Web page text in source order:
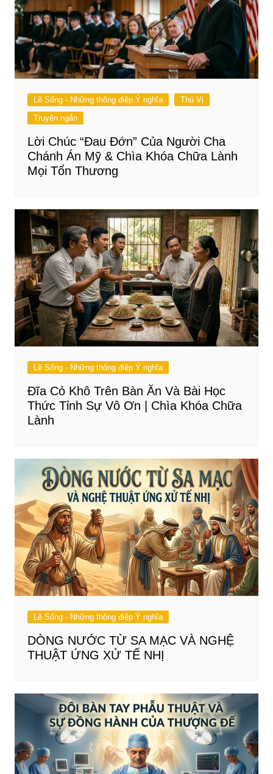
Lẽ Sống - Những thông điệp Ý nghĩa
Thú Vị
Truyện ngắn
Lời Chúc “Đau Đớn” Của Người Cha
Chánh Án Mỹ & Chìa Khóa Chữa Lành
Mọi Tổn Thương
Lẽ Sống - Những thông điệp Ý nghĩa
Đĩa Cỏ Khô Trên Bàn Ăn Và Bài Học
Thức Tỉnh Sự Vô Ơn | Chìa Khóa Chữa
Lành
Lẽ Sống - Những thông điệp Ý nghĩa
DÒNG NƯỚC TỪ SA MẠC VÀ NGHỆ
THUẬT ỨNG XỬ TẾ NHỊ